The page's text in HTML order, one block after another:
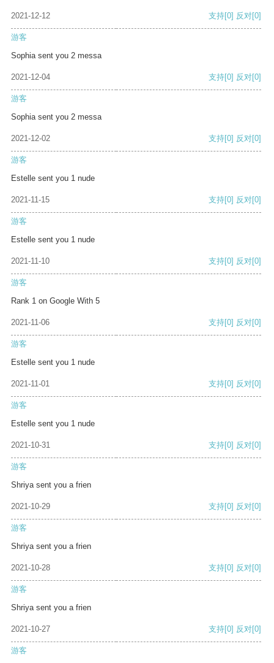
2021-12-12 支持[0] 反对[0]
游客
Sophia sent you 2 messa
2021-12-04 支持[0] 反对[0]
游客
Sophia sent you 2 messa
2021-12-02 支持[0] 反对[0]
游客
Estelle sent you 1 nude
2021-11-15 支持[0] 反对[0]
游客
Estelle sent you 1 nude
2021-11-10 支持[0] 反对[0]
游客
Rank 1 on Google With 5
2021-11-06 支持[0] 反对[0]
游客
Estelle sent you 1 nude
2021-11-01 支持[0] 反对[0]
游客
Estelle sent you 1 nude
2021-10-31 支持[0] 反对[0]
游客
Shriya sent you a frien
2021-10-29 支持[0] 反对[0]
游客
Shriya sent you a frien
2021-10-28 支持[0] 反对[0]
游客
Shriya sent you a frien
2021-10-27 支持[0] 反对[0]
游客